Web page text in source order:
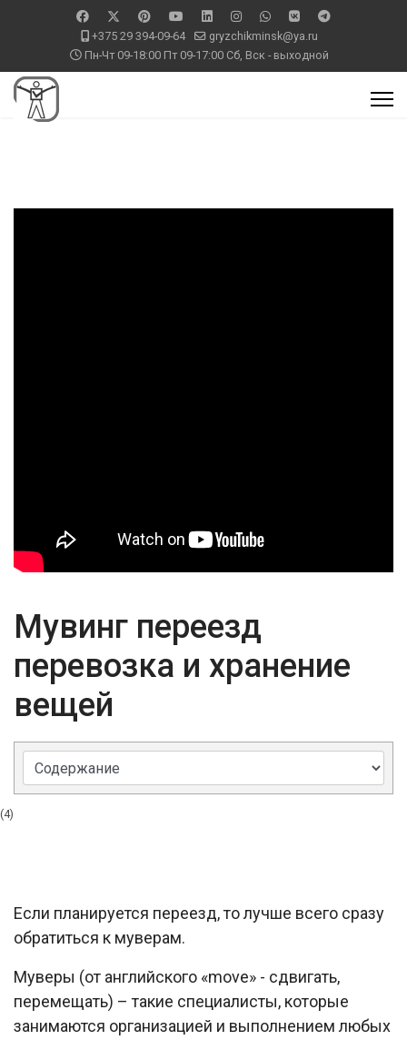
+375 29 394-09-64
gryzchikminsk@ya.ru
Пн-Чт 09-18:00 Пт 09-17:00 Сб, Вск - выходной
Мувинг переезд
перевозка и хранение
вещей
(4)
Если планируется переезд, то лучше всего сразу
обратиться к муверам.
Муверы (от английского «move» - сдвигать,
перемещать) – такие специалисты, которые
занимаются организацией и выполнением любых